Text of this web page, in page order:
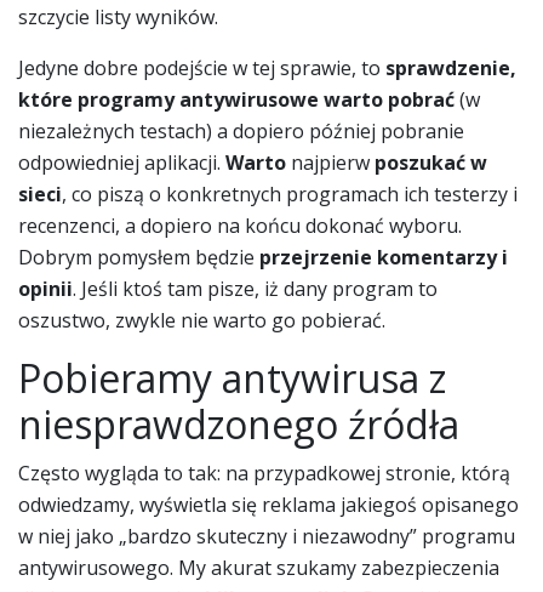
szczycie listy wyników.
Jedyne dobre podejście w tej sprawie, to sprawdzenie,
które programy antywirusowe warto pobrać(w
niezależnych testach) a dopiero później pobranie
odpowiedniej aplikacji. Warto najpierw poszukać w
sieci, co piszą o konkretnych programach ich testerzy i
recenzenci, a dopiero na końcu dokonać wyboru.
Dobrym pomysłem będzie przejrzenie komentarzy i
opinii. Jeśli ktoś tam pisze, iż dany program to
oszustwo, zwykle nie warto go pobierać.
Pobieramy antywirusa z
niesprawdzonego źródła
Często wygląda to tak: na przypadkowej stronie, którą
odwiedzamy, wyświetla się reklama jakiegoś opisanego
w niej jako „bardzo skuteczny i niezawodny” programu
antywirusowego. My akurat szukamy zabezpieczenia